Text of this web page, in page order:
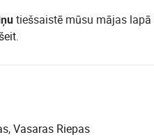
tiešsaistē mūsu mājas lapā
.
,Vasaras Riepas